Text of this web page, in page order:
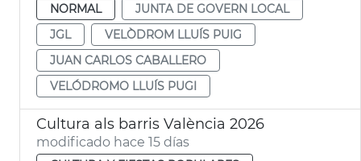
NORMAL
JUNTA DE GOVERN LOCAL
JGL
VELÒDROM LLUÍS PUIG
JUAN CARLOS CABALLERO
VELÓDROMO LLUÍS PUGI
Cultura als barris València 2026
modificado hace 15 días